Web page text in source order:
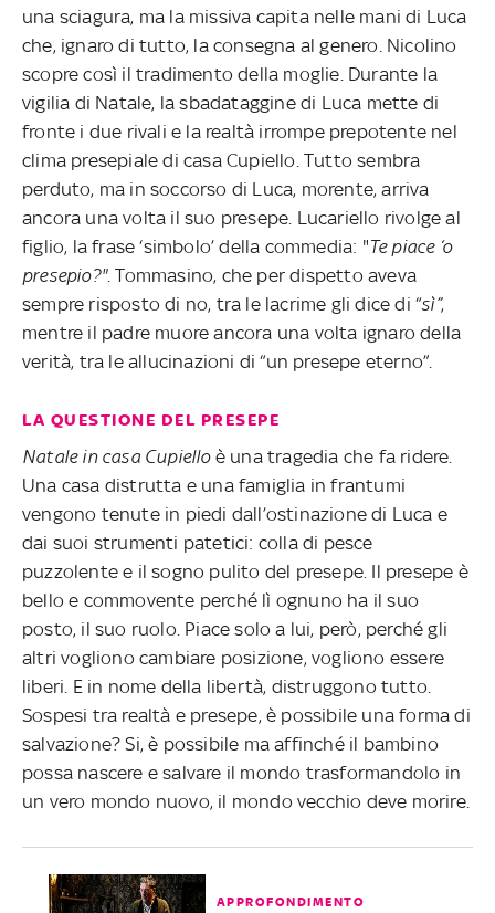
una sciagura, ma la missiva capita nelle mani di Luca
che, ignaro di tutto, la consegna al genero. Nicolino
scopre così il tradimento della moglie. Durante la
vigilia di Natale, la sbadataggine di Luca mette di
fronte i due rivali e la realtà irrompe prepotente nel
clima presepiale di casa Cupiello. Tutto sembra
perduto, ma in soccorso di Luca, morente, arriva
ancora una volta il suo presepe. Lucariello rivolge al
figlio, la frase ‘simbolo’ della commedia: "Te piace ‘o
presepio?". Tommasino, che per dispetto aveva
sempre risposto di no, tra le lacrime gli dice di “sì”,
mentre il padre muore ancora una volta ignaro della
verità, tra le allucinazioni di “un presepe eterno”.
LA QUESTIONE DEL PRESEPE
Natale in casa Cupielloè una tragedia che fa ridere.
Una casa distrutta e una famiglia in frantumi
vengono tenute in piedi dall’ostinazione di Luca e
dai suoi strumenti patetici: colla di pesce
puzzolente e il sogno pulito del presepe. Il presepe è
bello e commovente perché lì ognuno ha il suo
posto, il suo ruolo. Piace solo a lui, però, perché gli
altri vogliono cambiare posizione, vogliono essere
liberi. E in nome della libertà, distruggono tutto.
Sospesi tra realtà e presepe, è possibile una forma di
salvazione? Si, è possibile ma affinché il bambino
possa nascere e salvare il mondo trasformandolo in
un vero mondo nuovo, il mondo vecchio deve morire.
APPROFONDIMENTO